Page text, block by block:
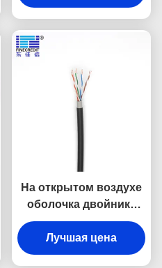
На открытом воздухе
оболочка двойника
кабеля ethernet
захоронения 23AWG
0.56mm сразу
Лучшая цена